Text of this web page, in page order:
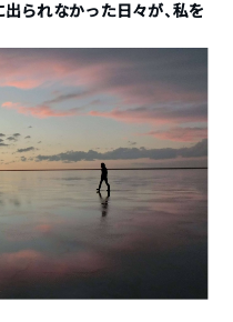
られなかった日々が、私を